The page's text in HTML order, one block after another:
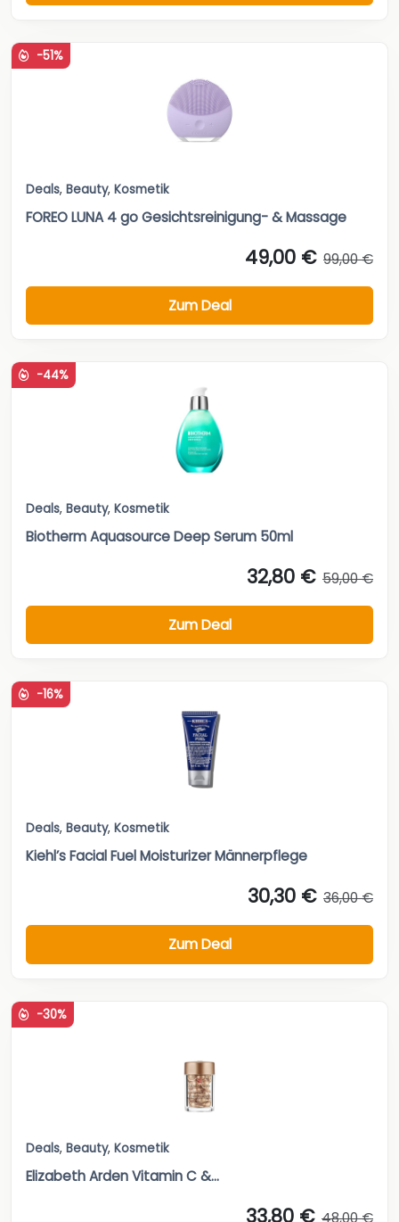
-51%
Deals, Beauty, Kosmetik
FOREO LUNA 4 go Gesichtsreinigung- & Massage
49,00 € 99,00 €
Zum Deal
-44%
Deals, Beauty, Kosmetik
Biotherm Aquasource Deep Serum 50ml
32,80 € 59,00 €
Zum Deal
-16%
Deals, Beauty, Kosmetik
Kiehl’s Facial Fuel Moisturizer Männerpflege
30,30 € 36,00 €
Zum Deal
-30%
Deals, Beauty, Kosmetik
Elizabeth Arden Vitamin C &...
33,80 € 48,00 €